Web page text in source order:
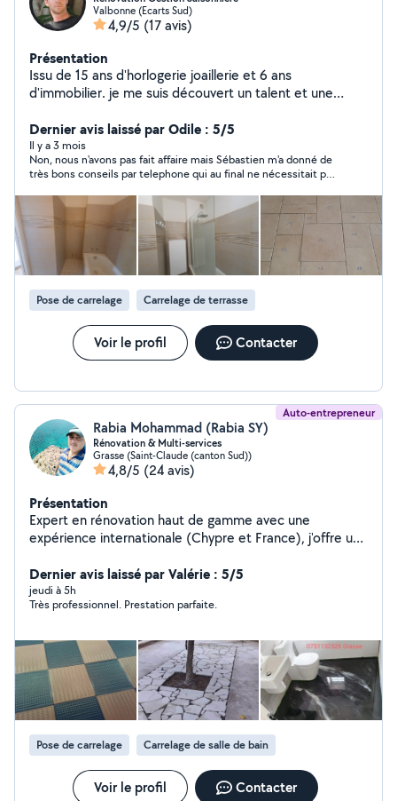
Valbonne (Ecarts Sud)
4,9/5 (17 avis)
Présentation
Issu de 15 ans d'horlogerie joaillerie et 6 ans
d'immobilier. je me suis découvert un talent et une
mise en vente et la location saisonnière. j'ai donc créer
mon service de Rénovation, Vente et Gestion
Saisonnière, pour toutes les personnes, qui souhaitent
préserver leur patrimoine et en dégager des bénéfices
Contact 7.68.69.66.39
Dernier avis laissé par Odile : 5/5
Il y a 3 mois
Non, nous n'avons pas fait affaire mais Sébastien m'a donné de
très bons conseils par telephone qui au final ne nécessitait pas
honnête et ne cherche pas à intervenir absolument chez
quelqu'un si cela n'est pas vraiment utile. Et de plus il est très
agréable. Sympathique.
Pose de carrelage Carrelage de terrasse
Voir le profil Contacter
Auto-entrepreneur
Rabia Mohammad (Rabia SY)
Rénovation & Multi-services
Grasse (Saint-Claude (canton Sud))
4,8/5 (24 avis)
Présentation
Expert en rénovation haut de gamme avec une
expérience internationale (Chypre et France), j'offre un
absolue. Spécialiste de la peinture de prestige, du
papier peint et des revêtements décoratifs (Micro-
ciment, Résine Epoxy), je transforme vos espaces avec
ponctualité exemplaire : pour moi, l'heure c'est l'heure.
Je m'engage sur un respect strict des délais, une
propreté irréprochable du chantier et une installation
soignée de vos luminaires et mobiliers. Confier votre
villa à un professionnel qui valorise votre temps autant
que votre intérieur est le premier pas vers l'excellence.
Dernier avis laissé par Valérie : 5/5
jeudi à 5h
Très professionnel. Prestation parfaite.
Pose de carrelage Carrelage de salle de bain
Voir le profil Contacter